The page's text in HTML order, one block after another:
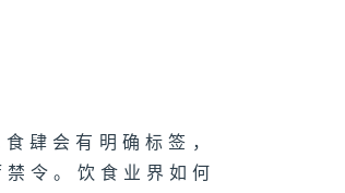
肆会有明确标签，
令。饮食业界如何